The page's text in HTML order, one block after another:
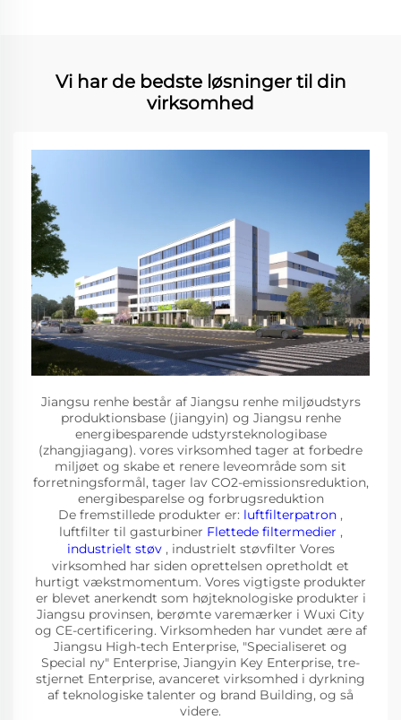
Vi har de bedste løsninger til din
virksomhed
Jiangsu renhe består af Jiangsu renhe miljøudstyrs
produktionsbase (jiangyin) og Jiangsu renhe
energibesparende udstyrsteknologibase
(zhangjiagang). vores virksomhed tager at forbedre
miljøet og skabe et renere leveområde som sit
forretningsformål, tager lav CO2-emissionsreduktion,
energibesparelse og forbrugsreduktion
De fremstillede produkter er: luftfilterpatron ,
luftfilter til gasturbiner Flettede filtermedier ,
industrielt støv , industrielt støvfilter Vores
virksomhed har siden oprettelsen opretholdt et
hurtigt vækstmomentum. Vores vigtigste produkter
er blevet anerkendt som højteknologiske produkter i
Jiangsu provinsen, berømte varemærker i Wuxi City
og CE-certificering. Virksomheden har vundet ære af
Jiangsu High-tech Enterprise, "Specialiseret og
Special ny" Enterprise, Jiangyin Key Enterprise, tre-
stjernet Enterprise, avanceret virksomhed i dyrkning
af teknologiske talenter og brand Building, og så
videre.